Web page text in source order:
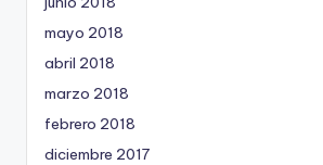
mayo 2018
abril 2018
marzo 2018
febrero 2018
diciembre 2017